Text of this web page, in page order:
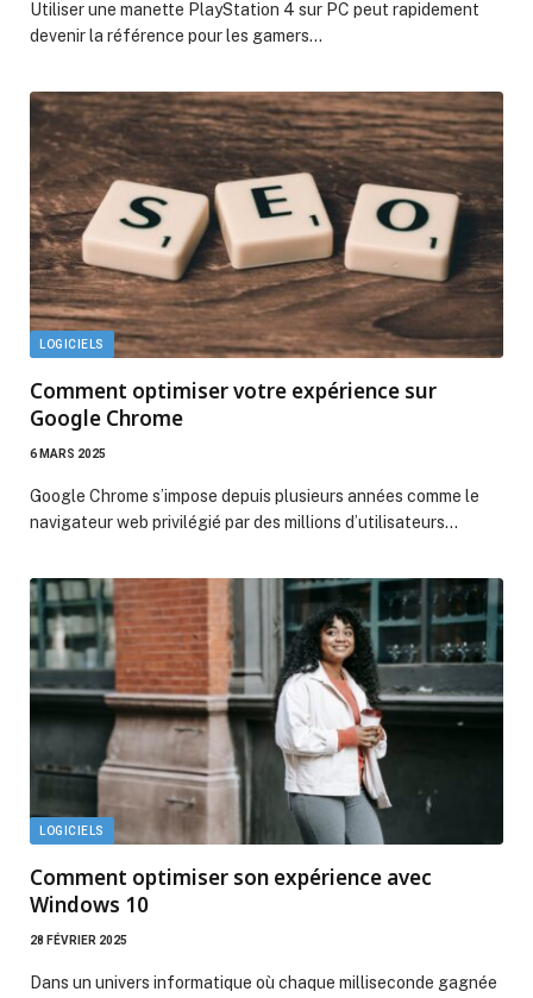
Utiliser une manette PlayStation 4 sur PC peut rapidement
devenir la référence pour les gamers…
LOGICIELS
Comment optimiser votre expérience sur
Google Chrome
6 MARS 2025
Google Chrome s’impose depuis plusieurs années comme le
navigateur web privilégié par des millions d’utilisateurs…
LOGICIELS
Comment optimiser son expérience avec
Windows 10
28 FÉVRIER 2025
Dans un univers informatique où chaque milliseconde gagnée